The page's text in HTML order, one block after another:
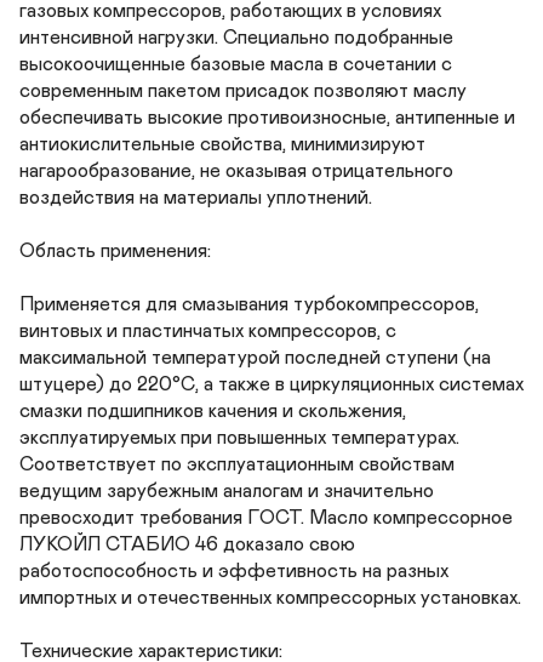
газовых компрессоров, работающих в условиях
интенсивной нагрузки. Специально подобранные
высокоочищенные базовые масла в сочетании с
современным пакетом присадок позволяют маслу
обеспечивать высокие противоизносные, антипенные и
антиокислительные свойства, минимизируют
нагарообразование, не оказывая отрицательного
воздействия на материалы уплотнений.
Область применения:
Применяется для смазывания турбокомпрессоров,
винтовых и пластинчатых компрессоров, с
максимальной температурой последней ступени (на
штуцере) до 220°С, а также в циркуляционных системах
смазки подшипников качения и скольжения,
эксплуатируемых при повышенных температурах.
Соответствует по эксплуатационным свойствам
ведущим зарубежным аналогам и значительно
превосходит требования ГОСТ. Масло компрессорное
ЛУКОЙЛ СТАБИО 46 доказало свою
работоспособность и эффетивность на разных
импортных и отечественных компрессорных установках.
Технические характеристики: